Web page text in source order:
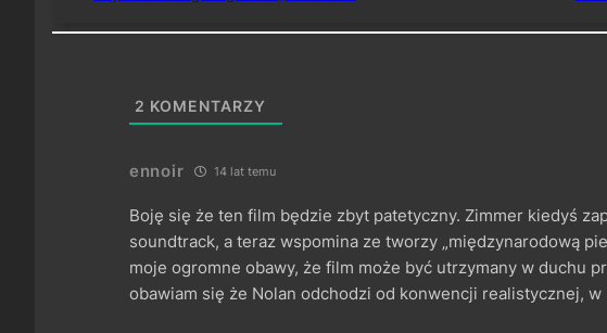
2 KOMENTARZY
ennoir 14 lat temu
Boję się że ten film będzie zbyt patetyczny. Zimmer kiedyś
soundtrack, a teraz wspomina ze tworzy „międzynarodową
moje ogromne obawy, że film może być utrzymany w duchu
obawiam się że Nolan odchodzi od konwencji realistycznej,